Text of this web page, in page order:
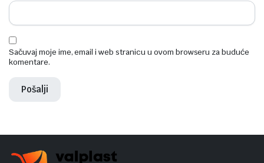
Sačuvaj moje ime, email i web stranicu u ovom browseru za buduće
komentare.